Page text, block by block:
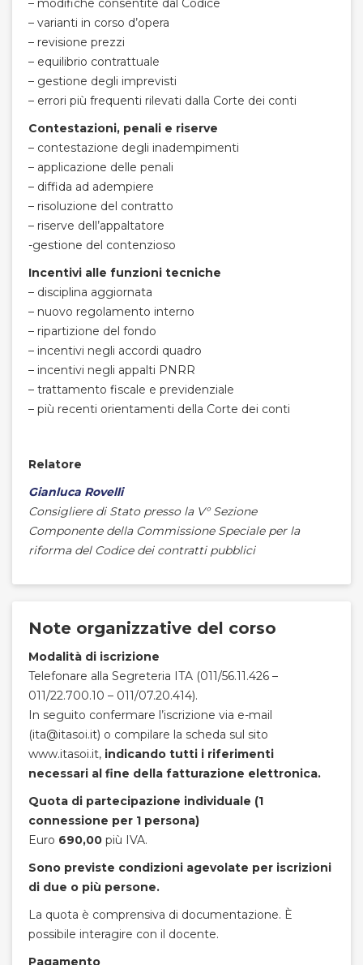
– modifiche consentite dal Codice
– varianti in corso d’opera
– revisione prezzi
– equilibrio contrattuale
– gestione degli imprevisti
– errori più frequenti rilevati dalla Corte dei conti
Contestazioni, penali e riserve
– contestazione degli inadempimenti
– applicazione delle penali
– diffida ad adempiere
– risoluzione del contratto
– riserve dell’appaltatore
-gestione del contenzioso
Incentivi alle funzioni tecniche
– disciplina aggiornata
– nuovo regolamento interno
– ripartizione del fondo
– incentivi negli accordi quadro
– incentivi negli appalti PNRR
– trattamento fiscale e previdenziale
– più recenti orientamenti della Corte dei conti
Relatore
Gianluca Rovelli
Consigliere di Stato presso la V° Sezione
Componente della Commissione Speciale per la
riforma del Codice dei contratti pubblici
Note organizzative del corso
Modalità di iscrizione
Telefonare alla Segreteria ITA (011/56.11.426 –
011/22.700.10 – 011/07.20.414).
In seguito confermare l’iscrizione via e-mail
(ita@itasoi.it) o compilare la scheda sul sito
www.itasoi.it, indicando tutti i riferimenti
necessari al fine della fatturazione elettronica.
Quota di partecipazione individuale (1
connessione per 1 persona)
Euro 690,00 più IVA.
Sono previste condizioni agevolate per iscrizioni
di due o più persone.
La quota è comprensiva di documentazione. È
possibile interagire con il docente.
Pagamento